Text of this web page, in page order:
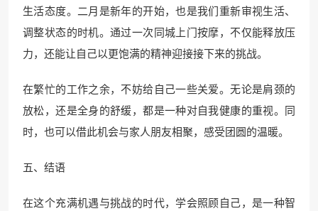
生活态度。二月是新年的开始，也是我们重新审视生活、
调整状态的时机。通过一次同城上门按摩，不仅能释放压
力，还能让自己以更饱满的精神迎接接下来的挑战。
在繁忙的工作之余，不妨给自己一些关爱。无论是肩颈的
放松，还是全身的舒缓，都是一种对自我健康的重视。同
时，也可以借此机会与家人朋友相聚，感受团圆的温暖。
五、结语
在这个充满机遇与挑战的时代，学会照顾自己，是一种智